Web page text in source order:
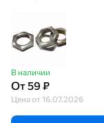
В наличии
От 59 ₽
Цена от 16.07.2026